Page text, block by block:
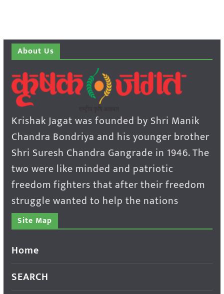
About Us
Krishak Jagat was founded by Shri Manik
Chandra Bondriya and his younger brother
Shri Suresh Chandra Gangrade in 1946. The
two were like minded and patriotic
freedom fighters that after their freedom
struggle wanted to help the nations
Site Map
Home
SEARCH